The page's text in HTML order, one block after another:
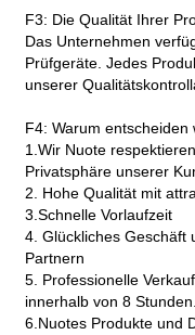
F3: Die Qualität Ihrer
Das Unternehmen
Prüfgeräte. Jedes
unserer
F4: Warum
1.Wir Nuote
Privatsphäre unserer
2. Hohe Qualität mit
3.Schnelle Vorlaufzeit
4. Glückliches Geschäft
Partnern
5. Professionelle
innerhalb von 8 Stunden.
6.Nuotes Produkte und